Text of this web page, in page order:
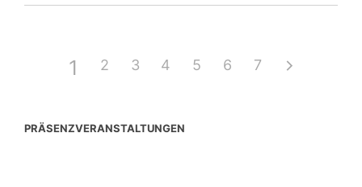
1 2 3 4 5 6 7
PRÄSENZVERANSTALTUNGEN